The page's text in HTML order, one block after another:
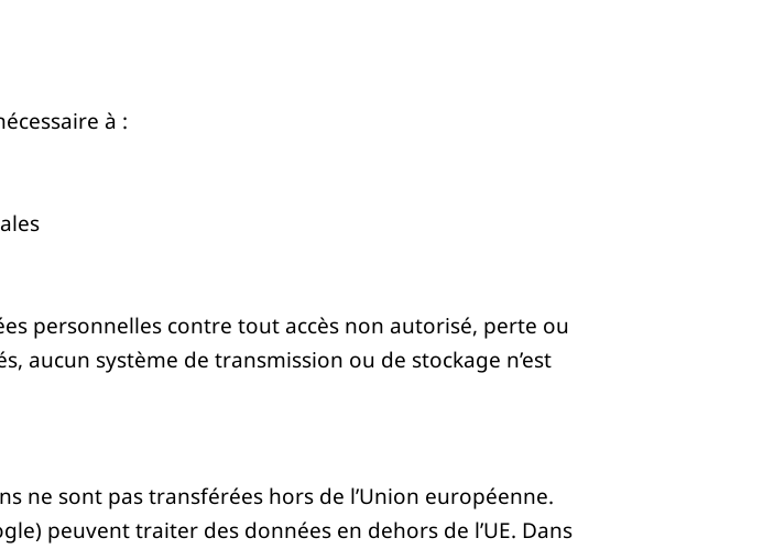
à :
personnelles contre tout accès non autorisé, perte ou
aucun système de transmission ou de stockage n’est
ne sont pas transférées hors de l’Union européenne.
peuvent traiter des données en dehors de l’UE. Dans